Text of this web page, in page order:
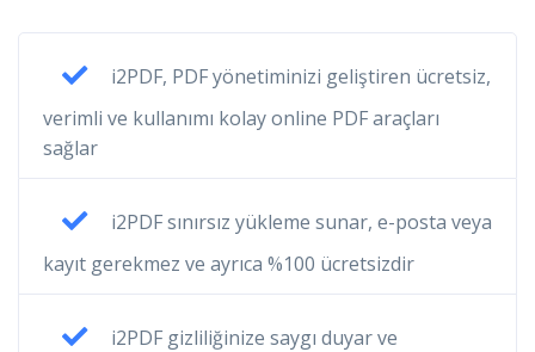
i2PDF, PDF yönetiminizi geliştiren ücretsiz,
verimli ve kullanımı kolay online PDF araçları
sağlar
i2PDF sınırsız yükleme sunar, e-posta veya
kayıt gerekmez ve ayrıca %100 ücretsizdir
i2PDF gizliliğinize saygı duyar ve